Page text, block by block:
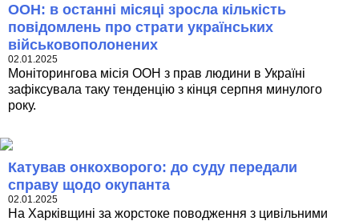
ООН: в останні місяці зросла кількість
повідомлень про страти українських
військовополонених
02.01.2025
Моніторингова місія ООН з прав людини в Україні
зафіксувала таку тенденцію з кінця серпня минулого
року.
Катував онкохворого: до суду передали
справу щодо окупанта
02.01.2025
На Харківщині за жорстоке поводження з цивільними